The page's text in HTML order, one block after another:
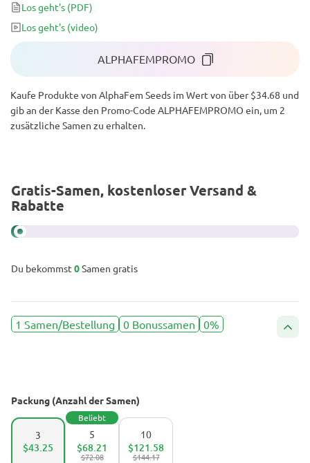
Effekte beginnen mit einer entspannten, geselligen Euphorie und
enden in einer glückseligen Ganzkörperentspannung.
Los geht's (PDF)
Los geht's (video)
ALPHAFEMPROMO
Kaufe Produkte von AlphaFem Seeds im Wert von über $34.68 und
gib an der Kasse den Promo-Code ALPHAFEMPROMO ein, um 2
zusätzliche Samen zu erhalten.
Gratis-Samen, kostenloser Versand &
Rabatte
Du bekommst 0Samen gratis
1 Samen/Bestellung 0 Bonussamen 0%
Packung (Anzahl der Samen)
3
$43.25
5
Beliebt
$72.08
$68.21
10
$144.17
$121.58